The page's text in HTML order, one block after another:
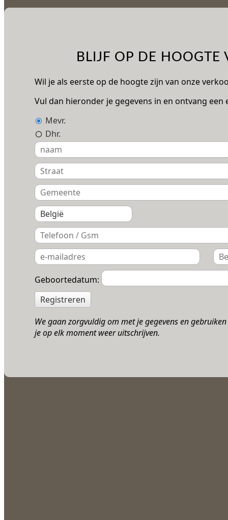
BLIJF OP DE
Wil je als eerste op de hoogte zijn van onze
Vul dan hieronder je gegevens in en ontvang een
Mevr.
Dhr.
Geboortedatum:
Registreren
We gaan zorgvuldig om met je gegevens en
je op elk moment weer uitschrijven.